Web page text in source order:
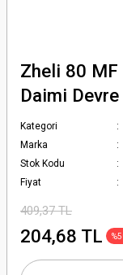
Zheli 80
Daimi
Kategori
Marka
Stok Kodu
Fiyat
409,37 TL
204,68 TL